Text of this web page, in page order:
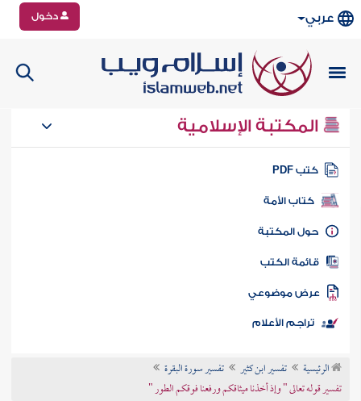
عربي دخول
المكتبة الإسلامية
كتب PDF
كتاب الأمة
المكتبة
الكتب
موضوعي
تراجم الأعلام
الرئيسية تفسير ابن كثير
تفسير سورة البقرة
تفسير قوله تعالى " وإذ أخذنا ميثاقكم ورفعنا فوقكم الطور "